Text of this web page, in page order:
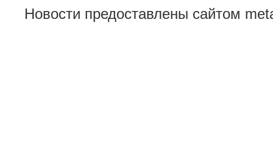
Новости предоставлены сайтом